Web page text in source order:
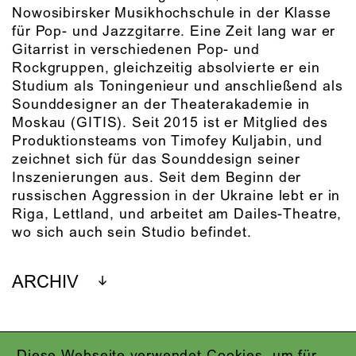
Nowosibirsker Musikhochschule in der Klasse
für Pop- und Jazzgitarre. Eine Zeit lang war er
Gitarrist in verschiedenen Pop- und
Rockgruppen, gleichzeitig absolvierte er ein
Studium als Toningenieur und anschließend als
Sounddesigner an der Theaterakademie in
Moskau (GITIS). Seit 2015 ist er Mitglied des
Produktionsteams von Timofey Kuljabin, und
zeichnet sich für das Sounddesign seiner
Inszenierungen aus. Seit dem Beginn der
russischen Aggression in der Ukraine lebt er in
Riga, Lettland, und arbeitet am Dailes-Theatre,
wo sich auch sein Studio befindet.
ARCHIV